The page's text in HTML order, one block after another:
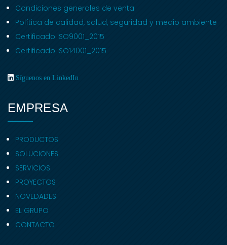
Condiciones generales de venta
Política de calidad, salud, seguridad y medio ambiente
Certificado ISO9001_2015
Certificado ISO14001_2015
Síguenos en LinkedIn
EMPRESA
PRODUCTOS
SOLUCIONES
SERVICIOS
PROYECTOS
NOVEDADES
EL GRUPO
CONTACTO